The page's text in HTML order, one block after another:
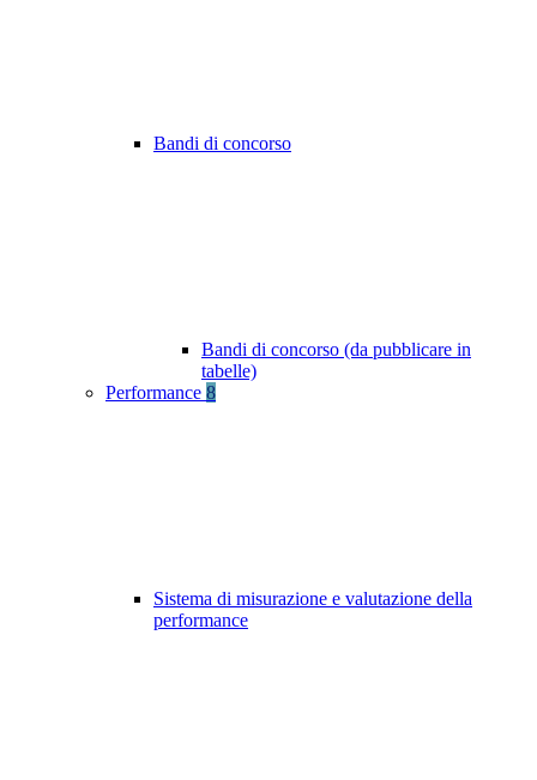
Bandi di concorso
Bandi di concorso (da pubblicare in
tabelle)
Performance 8
Sistema di misurazione e valutazione della
performance